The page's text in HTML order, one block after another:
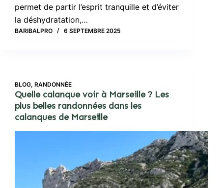
permet de partir l’esprit tranquille et d’éviter
la déshydratation,…
BARIBALPRO 6 SEPTEMBRE 2025
BLOG, RANDONNÉE
Quelle calanque voir à Marseille ? Les
plus belles randonnées dans les
calanques de Marseille